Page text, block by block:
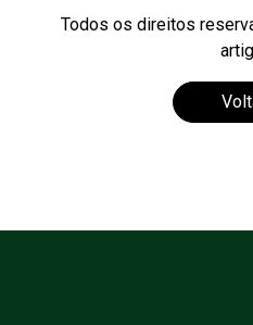
Todos os direitos